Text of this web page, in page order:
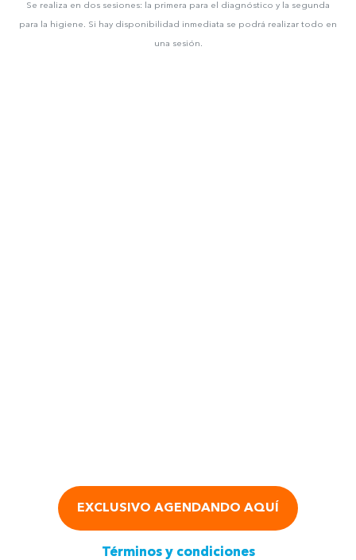
Se realiza en dos sesiones: la primera para el diagnóstico y la segunda
para la higiene. Si hay disponibilidad inmediata se podrá realizar todo en
una sesión.
EXCLUSIVO AGENDANDO AQUÍ
Términos y condiciones